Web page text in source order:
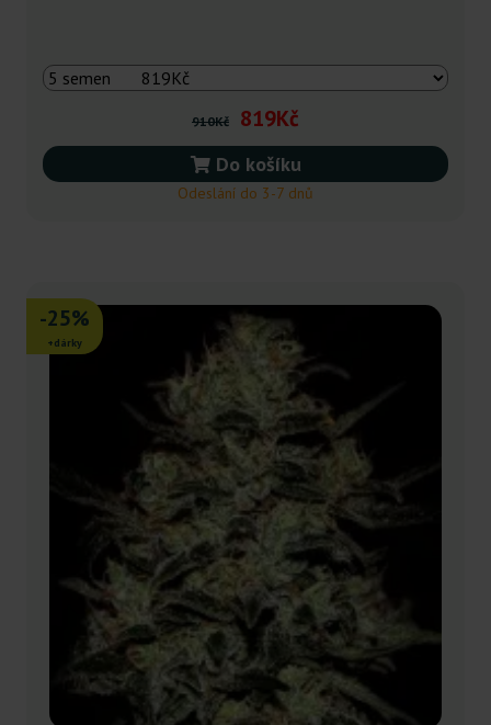
910Kč 819Kč
Do košíku
Odeslání do 3-7 dnů
-25%
+dárky